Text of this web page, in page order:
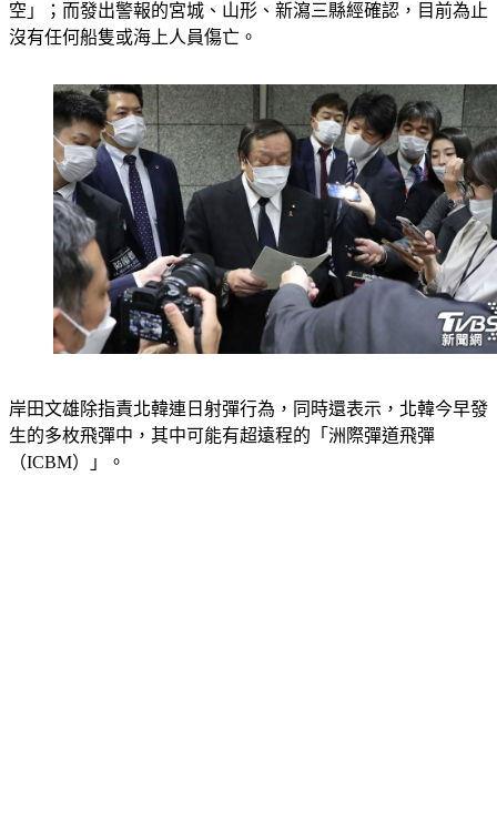
空」；而發出警報的宮城、山形、新瀉三縣經確認，目前為止
沒有任何船隻或海上人員傷亡。
岸田文雄除指責北韓連日射彈行為，同時還表示，北韓今早發
生的多枚飛彈中，其中可能有超遠程的「洲際彈道飛彈
（ICBM）」。